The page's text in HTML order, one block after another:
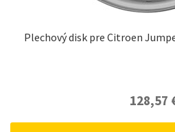
Plechový disk pre Citroen
128,57